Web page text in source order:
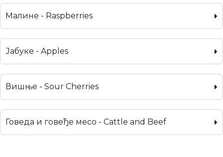
Малине - Raspberries
Јабуке - Apples
Вишње - Sour Cherries
Говеда и говеђе месо - Cattle and Beef